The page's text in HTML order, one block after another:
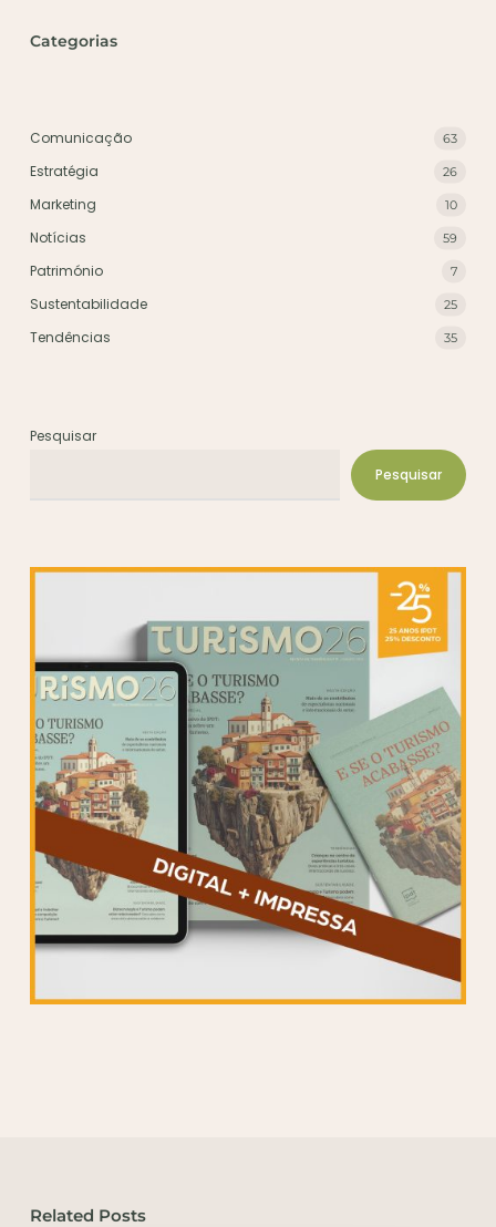
Categorias
Comunicação 63
Estratégia 26
Marketing 10
Notícias 59
Património 7
Sustentabilidade 25
Tendências 35
Pesquisar
Pesquisar
Related Posts